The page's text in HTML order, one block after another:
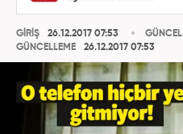
GİRİŞ
26.12.2017 07:53
GÜNCELLEME
26.12.2017 07:53
GÜNCEL